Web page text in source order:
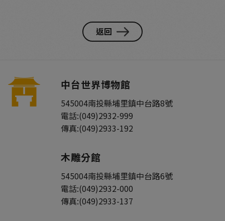
返回
中台世界博物館
545004南投縣埔里鎮中台路8號
電話:(049)2932-999
傳真:(049)2933-192
木雕分館
545004南投縣埔里鎮中台路6號
電話:(049)2932-000
傳真:(049)2933-137